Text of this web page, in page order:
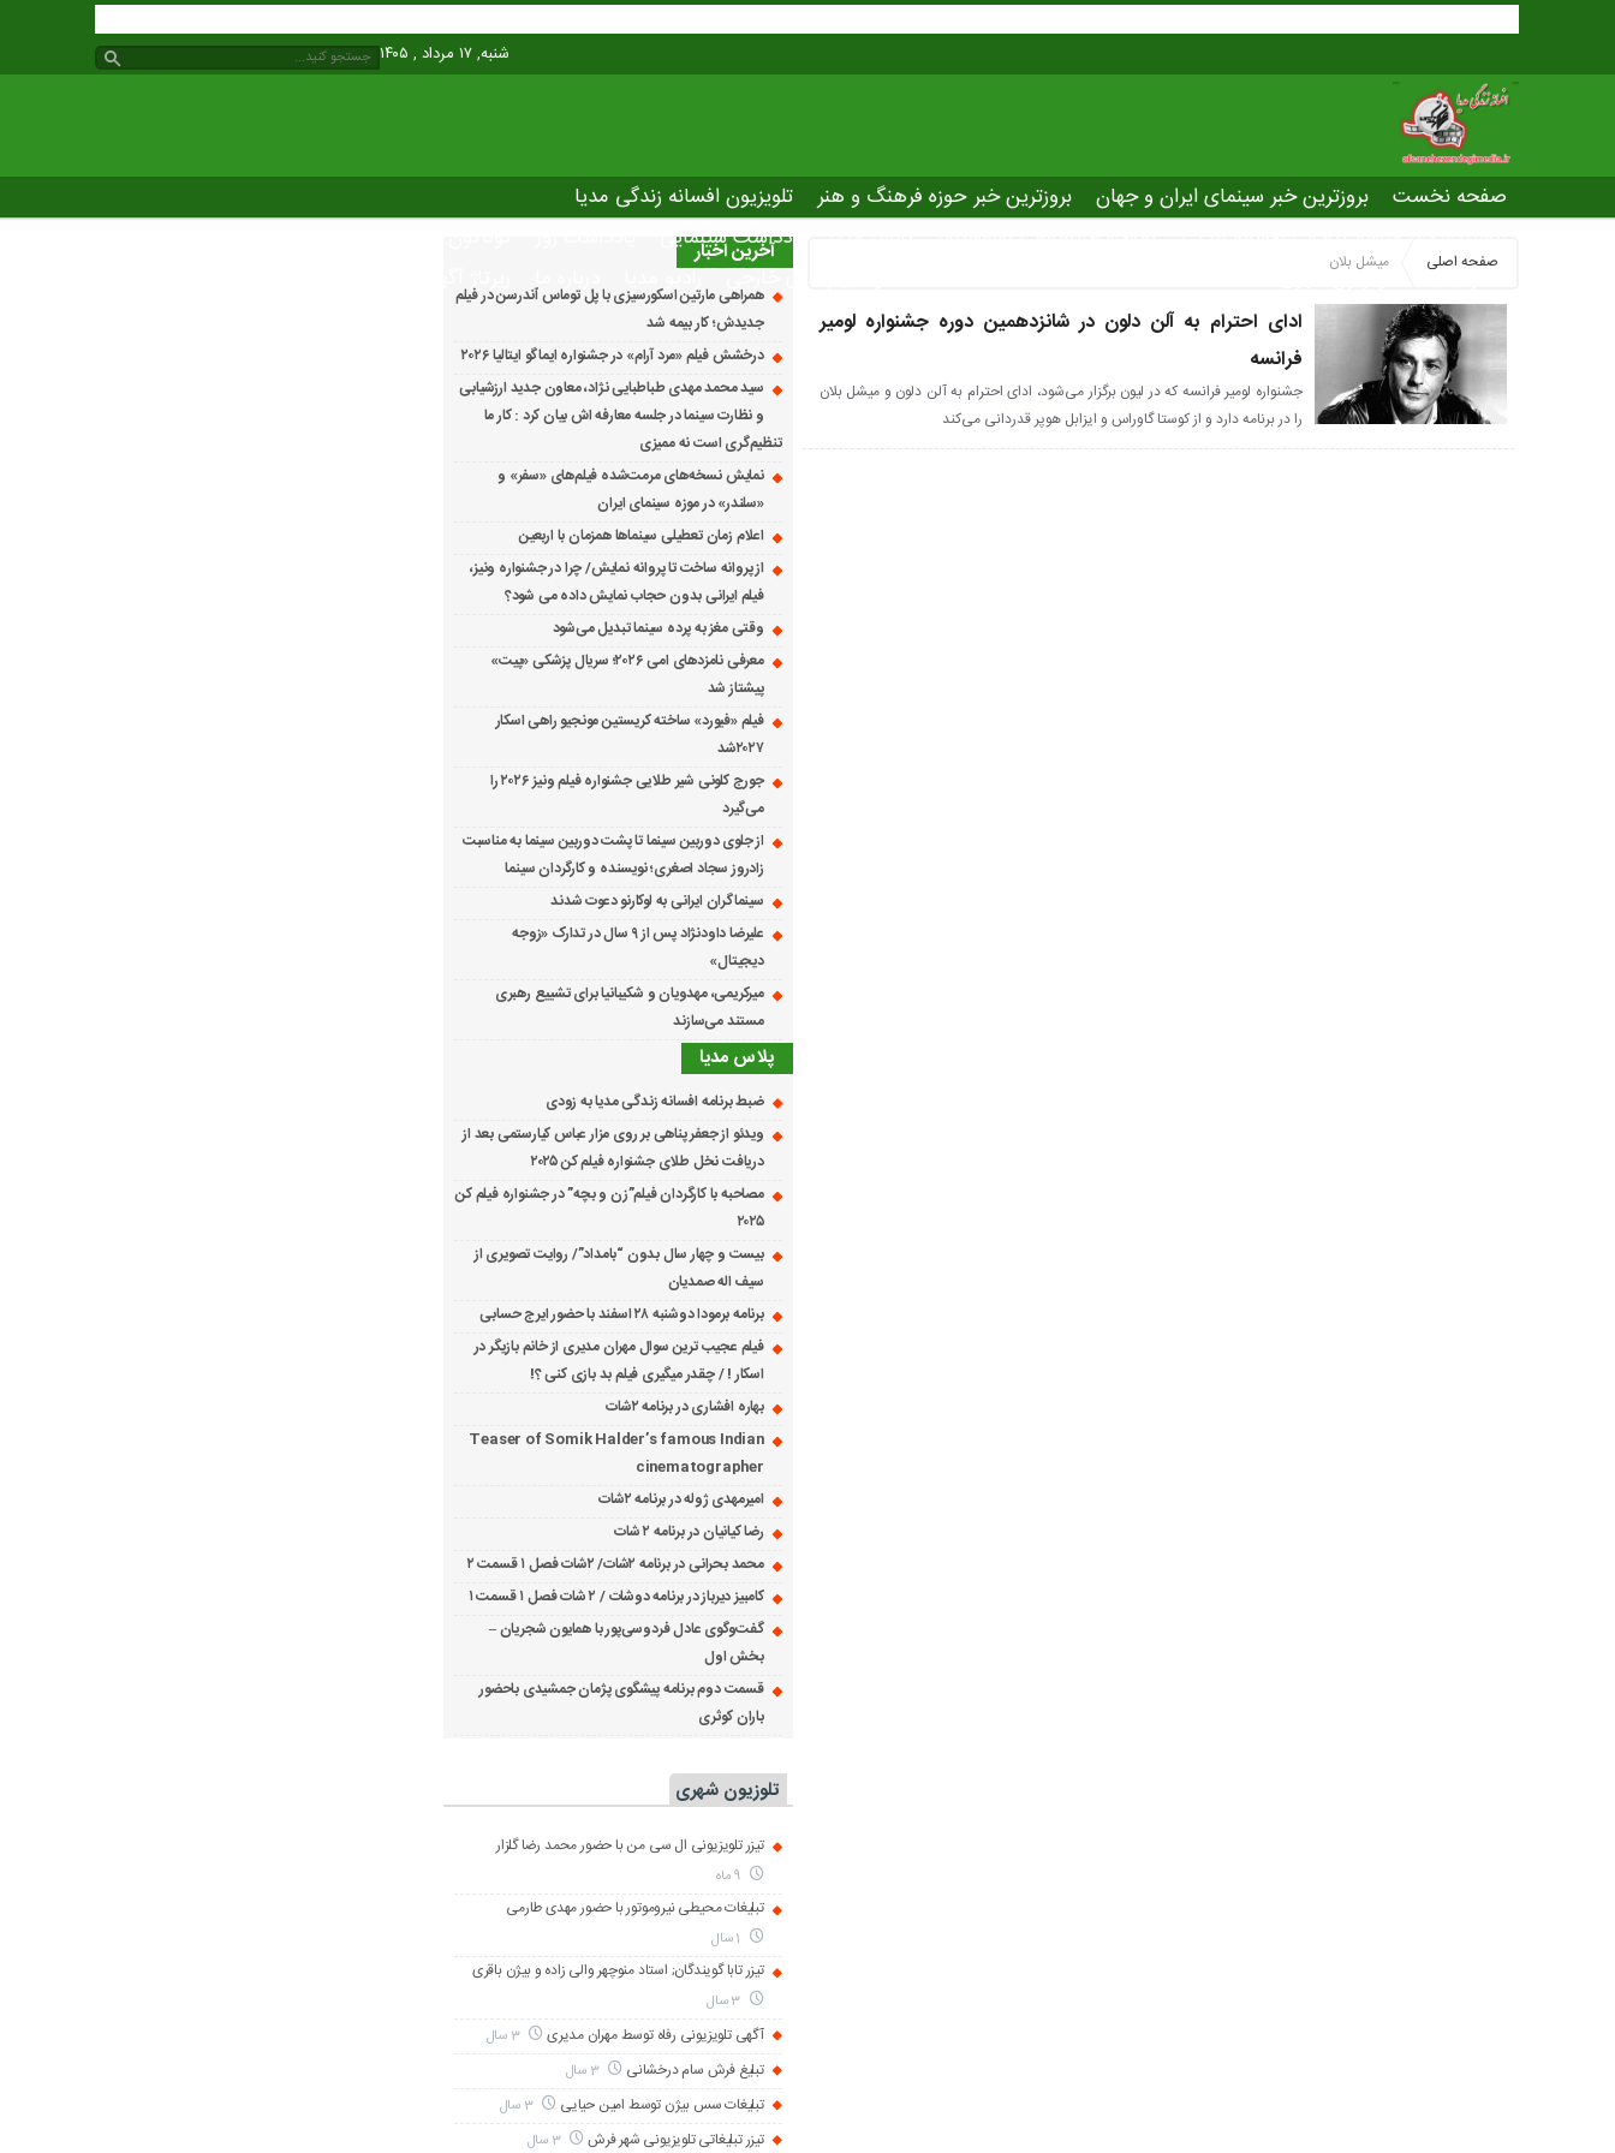
شنبه, ۱۷ مرداد , ۱۴۰۵
صفحه نخست بروزترین خبر سینمای ایران و جهان بروزترین خبر حوزه فرهنگ و هنر
تلویزیون افسانه زندگی مدیا
یادداشت سینمایی
عصر جدید
تلویزیون شهری دانلود فیلم های خارجی رادیو مدیا درباره ما رپرتاژ آگهی صفحه اصلی میشل بلان
ادای احترام به آلن دلون در شانزدهمین دوره جشنواره لومیر
فرانسه
جشنواره لومیر فرانسه که در لیون برگزار می‌شود، ادای احترام به آلن دلون و میشل بلان
را در برنامه دارد و از کوستا گاوراس و ایزابل هوپر قدردانی می‌کند
آخرین اخبار
همراهی مارتین اسکورسیزی با پل توماس ٱندرسن در فیلم
جدیدش؛ کار بیمه شد
درخشش فیلم «مرد آرام» در جشنواره ایماگو ایتالیا ۲۰۲۶
سید محمد مهدی طباطبایی نژاد، معاون جدید ارزشیابی
و نظارت سینما در جلسه معارفه اش بیان کرد : کار ما
تنظیم‌گری است نه ممیزی
نمایش نسخه‌های مرمت‌شده فیلم‌های «سفر» و
«سلندر» در موزه سینمای ایران
اعلام زمان تعطیلی سینماها همزمان با اربعین
از پروانه ساخت تا پروانه نمایش/ چرا در جشنواره ونیز،
فیلم ایرانی بدون حجاب نمایش داده می شود؟
وقتی مغز به پرده سینما تبدیل می‌شود
معرفی نامزدهای امی ۲۰۲۶؛ سریال پزشکی «پیت»
پیشتاز شد
فیلم «فیورد» ساخته کریستین مونجیو راهی اسکار
۲۰۲۷شد
جورج کلونی شیر طلایی جشنواره فیلم ونیز ۲۰۲۶ را
می‌گیرد
از جلوی دوربین سینما تا پشت دوربین سینما به مناسبت
زادروز سجاد اصغری؛ نویسنده و کارگردان سینما
سینماگران ایرانی به لوکارنو دعوت شدند
علیرضا داودنژاد پس از ۹ سال در تدارک «زوجه
دیجیتال»
میرکریمی، مهدویان و شکیبانیا برای تشییع رهبری
مستند می‌سازند
پلاس مدیا
ضبط برنامه افسانه زندگی مدیا به زودی
ویدئو از جعفر پناهی بر روی مزار عباس کیارستمی بعد از
دریافت نخل طلای جشنواره فیلم کن ۲۰۲۵
مصاحبه با کارگردان فیلم”زن و بچه” در جشنواره فیلم کن
۲۰۲۵
بیست و چهار سال بدون “بامداد”/ روایت تصویری از
سیف اله صمدیان
برنامه برمودا دوشنبه ۲۸ اسفند با حضور ایرج حسابی
فیلم عجیب ترین سوال مهران مدیری از خانم بازیگر در
اسکار ! / چقدر میگیری فیلم بد بازی کنی ؟!
بهاره افشاری در برنامه ۲شات
Teaser of Somik Halder’s famous Indian
cinematographer
امیرمهدی ژوله در برنامه ۲شات
رضا کیانیان در برنامه ۲ شات
محمد بحرانی در برنامه ۲شات/ ۲شات فصل ۱ قسمت ۲
کامبیز دیرباز در برنامه دوشات / ۲ شات فصل ۱ قسمت ۱
گفت‌وگوی عادل فردوسی‌پور با همایون شجریان –
بخش اول
قسمت دوم برنامه پیشگوی پژمان جمشیدی باحضور
باران کوثری
تلوزیون شهری
تیزر تلویزیونی ال سی من با حضور محمد رضا گلزار
تبلیغات محیطی نیروموتور با حضور مهدی طارمی
تیزر تابا گویندگان; استاد منوچهر والی زاده و بیژن باقری
آگهی تلویزیونی رفاه توسط مهران مدیری 3 سال
تبلیغ فرش سام درخشانی 3 سال
تبلیغات سس بیژن توسط امین حیایی 3 سال
تیزر تبلیغاتی تلویزیونی شهر فرش 3 سال